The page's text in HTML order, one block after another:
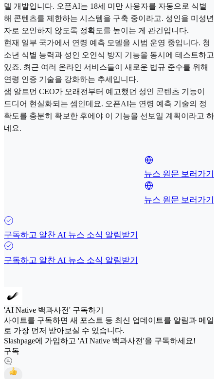
델 개발입니다. 오픈AI는 18세 미만 사용자를 자동으로 식별
해 콘텐츠를 제한하는 시스템을 구축 중이라고. 성인을 미성년
자로 오인하지 않도록 정확도를 높이는 게 관건입니다.
현재 일부 국가에서 연령 예측 모델을 시범 운영 중입니다. 청
소년 식별 능력과 성인 오인식 방지 기능을 동시에 테스트하고
있죠. 최근 여러 온라인 서비스들이 새로운 법규 준수를 위해
연령 인증 기술을 강화하는 추세입니다.
샘 알트먼 CEO가 오래전부터 예고했던 성인 콘텐츠 기능이
드디어 현실화되는 셈인데요. 오픈AI는 연령 예측 기술의 정
확도를 충분히 확보한 후에야 이 기능을 선보일 계획이라고 하
네요.
뉴스 원문 보러가기
뉴스 원문 보러가기
구독하고 알찬 AI 뉴스 소식 알림받기
구독하고 알찬 AI 뉴스 소식 알림받기
'AI Native 백과사전' 구독하기
사이트를 구독하면 새 포스트 등 최신 업데이트를 알림과 메일
로 가장 먼저 받아보실 수 있습니다.
Slashpage에 가입하고 'AI Native 백과사전'을 구독하세요!
구독